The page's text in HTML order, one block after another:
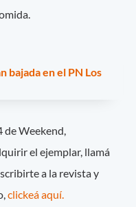
bajada en el PN Los
de Weekend,
el ejemplar, llamá
a la revista y
clickeá aquí.